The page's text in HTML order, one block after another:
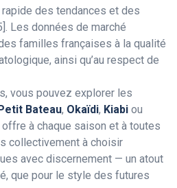
des tendances et des
Les données de marché
familles françaises à la qualité
ainsi qu’au respect de
vous pouvez explorer les
Petit Bateau, Okaïdi, Kiabi ou
à chaque saison et à toutes
collectivement à choisir
avec discernement — un atout
que pour le style des futures